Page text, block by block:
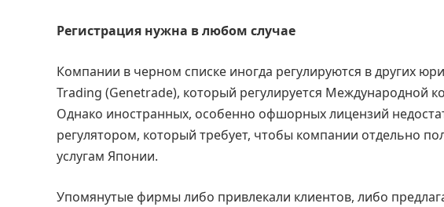
Регистрация нужна в любом случае
Компании в черном списке иногда регулируются в других
Trading (Genetrade), который регулируется Международной
Однако иностранных, особенно офшорных лицензий
регулятором, который требует, чтобы компании отдельно
услугам Японии.
Упомянутые фирмы либо привлекали клиентов, либо